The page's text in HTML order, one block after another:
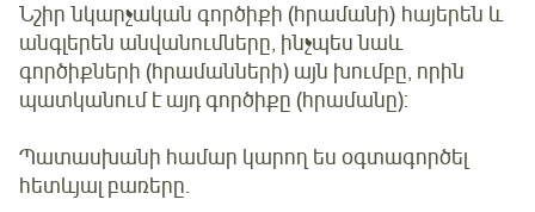
Նշիր նկարչական գործիքի (հրամանի) հայերեն և
անգլերեն անվանումները, ինչպես նաև
գործիքների (հրամանների) այն խումբը, որին
պատկանում է այդ գործիքը (հրամանը):
Պատասխանի համար կարող ես օգտագործել
հետևյալ բառերը.